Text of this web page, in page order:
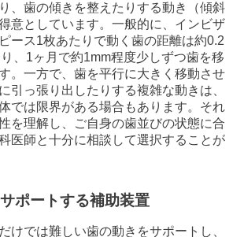
、歯の傾きを整えたりする動き（傾斜
意としています。一般的に、インビザ
ース1枚あたりで動く歯の距離は約0.2
、1ヶ月で約1mm程度少しずつ歯を移
。一方で、歯を平行に大きく移動させ
引っ張り出したりする複雑な動きは、
では限界がある場合もあります。それ
を理解し、ご自身の歯並びの状態に合
医師と十分に相談して選択することが
ポートする補助装置
けでは難しい歯の動きをサポートし、